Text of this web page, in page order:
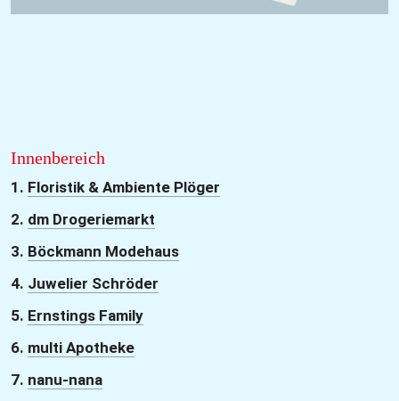
Innenbereich
1. Floristik & Ambiente Plöger
2. dm Drogeriemarkt
3. Böckmann Modehaus
4. Juwelier Schröder
5. Ernstings Family
6. multi Apotheke
7. nanu-nana